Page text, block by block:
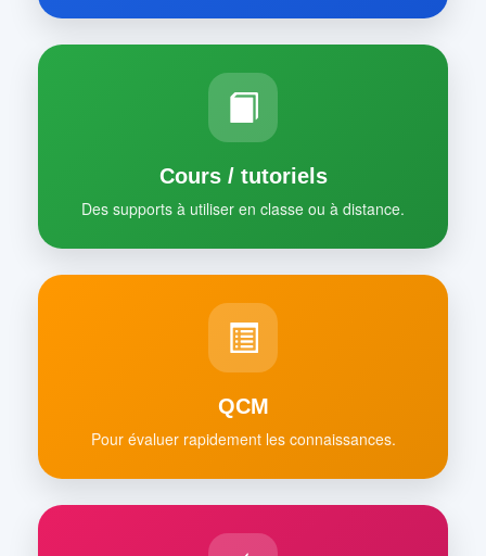
Cours / tutoriels
Des supports à utiliser en classe ou à distance.
QCM
Pour évaluer rapidement les connaissances.